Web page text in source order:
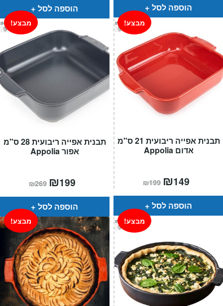
₪359.
הוספה לסל ₪269.
הוספה לסל
תבנית אפייה ריבועית 28 ס"מ
אפור Appolia
מבצע!
₪269 המחיר
המקורי
היה:
₪269.
₪199
הוא:
הוספה לסל
תבנית אפייה ריבועית 21 ס"מ
אדום Appolia
מבצע!
₪199 המחיר
המקורי
היה:
₪199.
₪149
הוא:
הוספה לסל
מבצע! מבצע!